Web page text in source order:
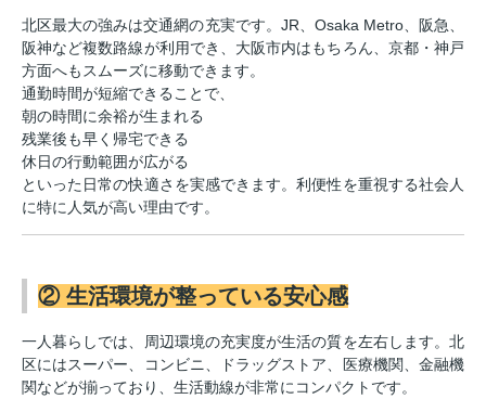
北区最大の強みは交通網の充実です。JR、Osaka Metro、阪急、
阪神など複数路線が利用でき、大阪市内はもちろん、京都・神戸
方面へもスムーズに移動できます。
通勤時間が短縮できることで、
朝の時間に余裕が生まれる
残業後も早く帰宅できる
休日の行動範囲が広がる
といった日常の快適さを実感できます。利便性を重視する社会人
に特に人気が高い理由です。
② 生活環境が整っている安心感
一人暮らしでは、周辺環境の充実度が生活の質を左右します。北
区にはスーパー、コンビニ、ドラッグストア、医療機関、金融機
関などが揃っており、生活動線が非常にコンパクトです。